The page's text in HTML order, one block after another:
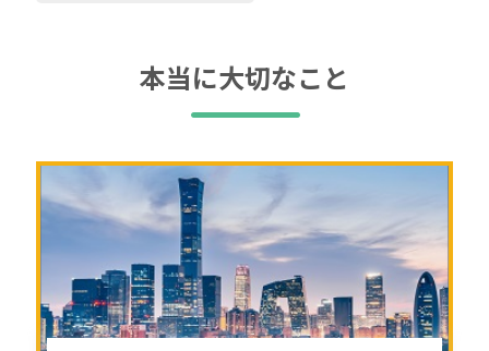
本当に大切なこと